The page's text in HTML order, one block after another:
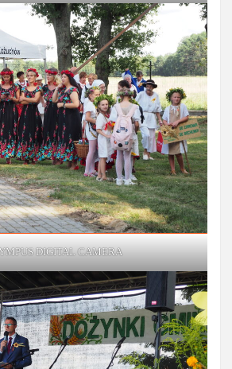
DIGITAL CAMERA